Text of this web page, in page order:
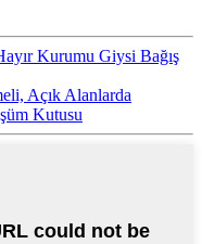
Kurumu Giysi Bağış
Açık Alanlarda
Kutusu